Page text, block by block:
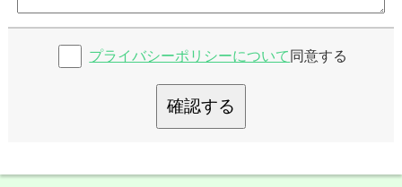
プライバシーポリシーについて 同意する
確認する